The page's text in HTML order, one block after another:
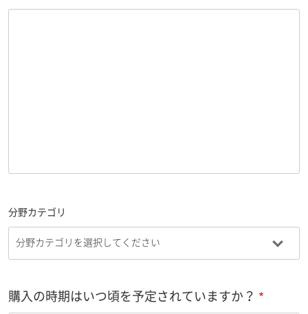
分野カテゴリ
購入の時期はいつ頃を予定されていますか？